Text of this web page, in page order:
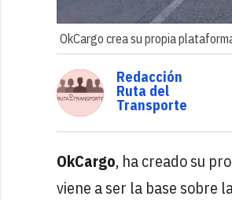
OkCargo crea su propia
Redacción
Ruta del
Transporte
OkCargo, ha creado su
viene a ser la base sobre